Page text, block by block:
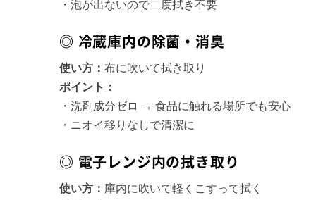
・泡が出ないので二度拭き不要
◎ 冷蔵庫内の除菌・消臭
使い方： 布に吹いて拭き取り
ポイント：
・洗剤成分ゼロ → 食品に触れる場所でも安心
・ニオイ移りなしで清潔に
◎ 電子レンジ内の拭き取り
使い方： 庫内に吹いて軽くこすって拭く